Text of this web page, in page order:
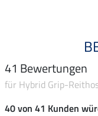
41 Bewertungen
für Hybrid Grip-
40 von 41 Kunden